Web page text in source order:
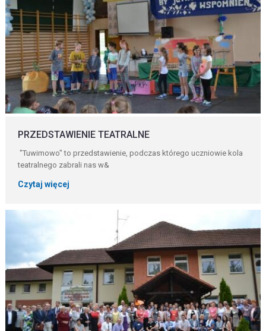
PRZEDSTAWIENIE TEATRALNE
"Tuwimowo" to przedstawienie, podczas którego uczniowie kola
teatralnego zabrali nas w&
Czytaj więcej